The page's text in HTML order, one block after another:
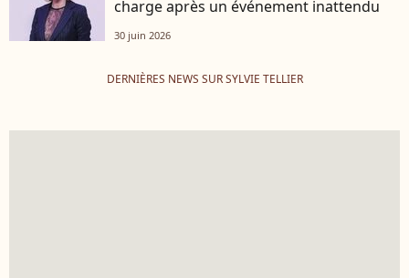
charge après un événement inattendu
30 juin 2026
DERNIÈRES NEWS SUR SYLVIE TELLIER